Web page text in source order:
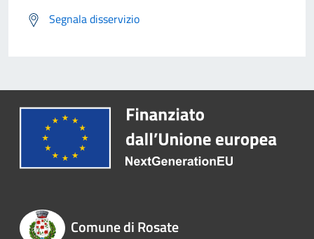
Segnala disservizio
Comune di Rosate